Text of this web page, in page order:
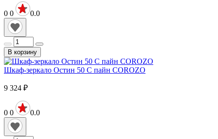
0 0 0.0
В корзину
Шкаф-зеркало Остин 50 С пайн COROZO
9 324 ₽
0 0 0.0